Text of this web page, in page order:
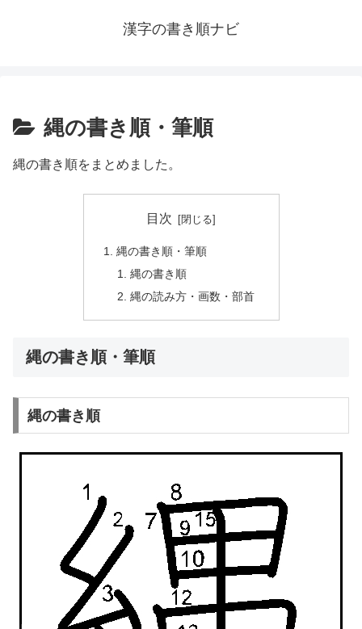
漢字の書き順ナビ
縄の書き順・筆順
縄の書き順をまとめました。
目次
縄の書き順・筆順
縄の書き順
縄の読み方・画数・部首
縄の書き順・筆順
縄の書き順